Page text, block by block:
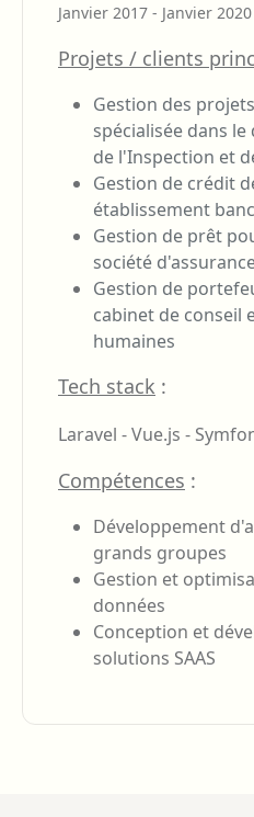
Janvier 2017 - Janvier 2020
Projets / clients
Gestion des
spécialisée dans
de l'Inspection et
Gestion de crédit
établissement
Gestion de prêt
société
Gestion de
cabinet de conseil
humaines
Tech stack :
Laravel -Vue.js -
Compétences :
Développement
grands groupes
Gestion et
données
Conception et
solutions SAAS